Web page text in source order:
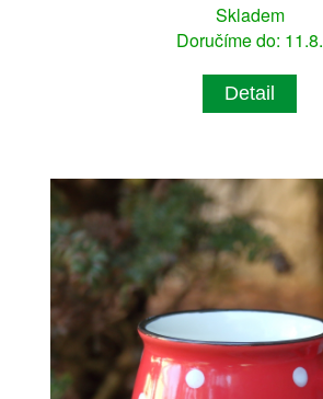
Skladem
Doručíme do: 11.8.
Detail